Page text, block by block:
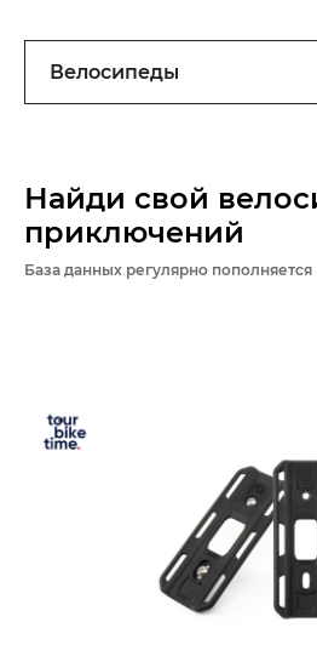
Найди свой
приключений
База данных регулярно пополняется